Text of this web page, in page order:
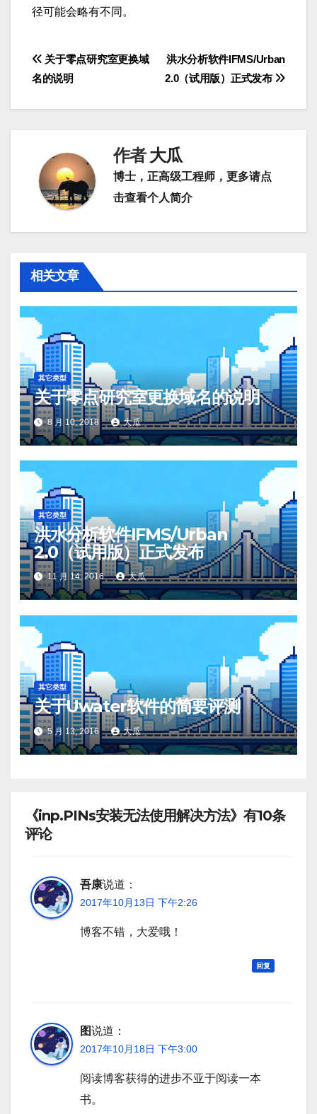
径可能会略有不同。
文
章
航
洪水分析软件IFMS/Urban
2.0（试用版）正式发布
关于零点研究室更换域
名的说明
作者大瓜
博士，正高级工程师，更多请点
击查看个人简介
相关文章
其它类型
关于零点研究室更换域名的说明
8 月 10, 2018 大瓜
其它类型
洪水分析软件IFMS/Urban
2.0（试用版）正式发布
11 月 14, 2016 大瓜
其它类型
关于Uwater软件的简要评测
5 月 13, 2016 大瓜
《inp.PINs安装无法使用解决方法》有10条
评论
吾康说道：
2017年10月13日 下午2:26
博客不错，大爱哦！
回复
图说道：
2017年10月18日 下午3:00
阅读博客获得的进步不亚于阅读一本
书。